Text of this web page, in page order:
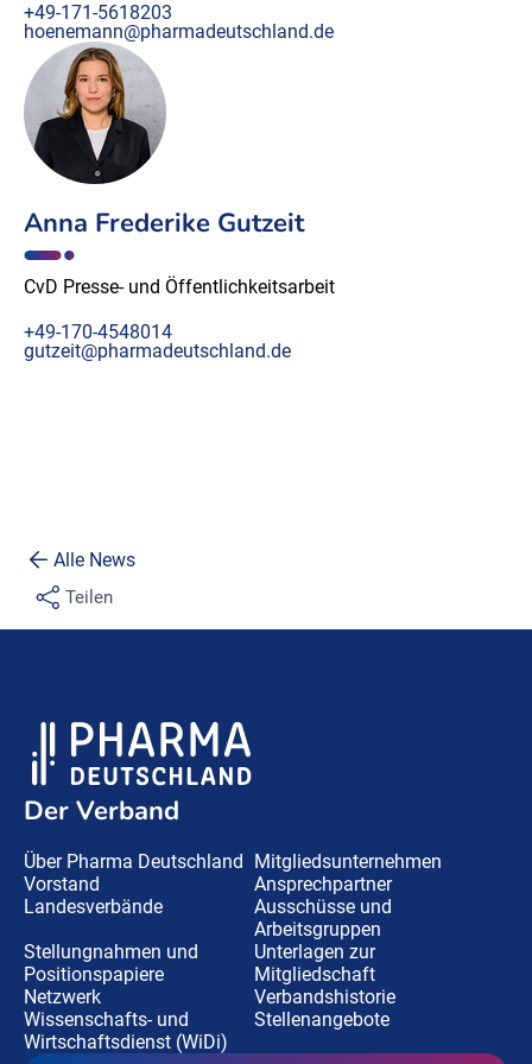
+49-171-5618203
hoenemann@pharmadeutschland.de
Anna Frederike Gutzeit
CvD Presse- und Öffentlichkeitsarbeit
+49-170-4548014
gutzeit@pharmadeutschland.de
Alle News
Teilen
Der Verband
Über Pharma Deutschland
Mitgliedsunternehmen
Vorstand
Ansprechpartner
Landesverbände
Ausschüsse und
Arbeitsgruppen
Stellungnahmen und
Positionspapiere
Unterlagen zur
Mitgliedschaft
Netzwerk
Verbandshistorie
Wissenschafts- und
Wirtschaftsdienst (WiDi)
Stellenangebote